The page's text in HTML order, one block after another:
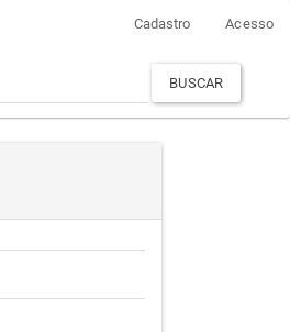
Cadastro Acesso
BUSCAR